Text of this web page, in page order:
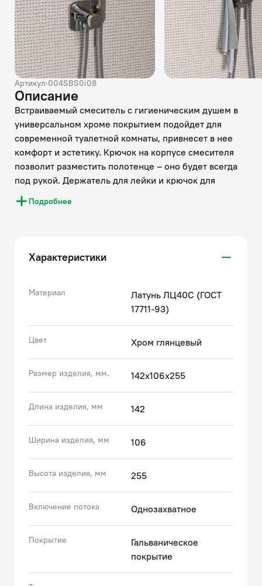
Артикул·004SBS0i08
Описание
Встраиваемый смеситель с гигиеническим душем в
универсальном хроме покрытием подойдет для
современной туалетной комнаты, привнесет в нее
комфорт и эстетику. Крючок на корпусе смесителя
позволит разместить полотенце – оно будет всегда
под рукой. Держатель для лейки и крючок для
полотенца при необходимости можно поменять
местами. Гигиеническая лейка и душевой шланг
• Смеситель экономит пространство и упрощает
уборку — благодаря скрытому монтажу в стену (на
выступающих элементов конструкции. Подключается
с помощью любых труб, диаметр входных отверстий
• Плавный ход ручки и абсолютная точность
регулировки температуры и напора воды — за счет
качественного керамического картриджа Softap.
Гарантия на смесители IDDIS® – 10 лет, на лейку и
шланг – 3 года.
Подробнее
Характеристики
Материал
Латунь ЛЦ40C (ГОСТ
17711-93)
Цвет Хром глянцевый
Размер изделия, мм. 142x106x255
Длина изделия, мм 142
Ширина изделия, мм 106
Высота изделия, мм 255
Включение потока Однозахватное
Покрытие
Гальваническое
покрытие